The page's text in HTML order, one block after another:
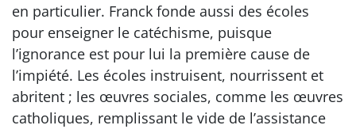
en particulier. Franck fonde aussi des écoles
pour enseigner le catéchisme, puisque
l’ignorance est pour lui la première cause de
l’impiété. Les écoles instruisent, nourrissent et
abritent ; les œuvres sociales, comme les œuvres
catholiques, remplissant le vide de l’assistance